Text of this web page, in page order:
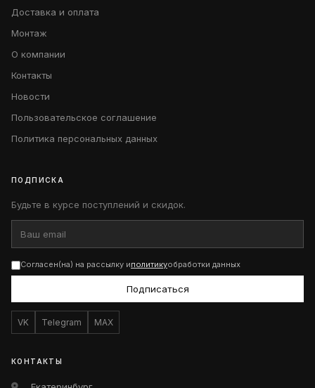
Доставка и оплата
Монтаж
О компании
Контакты
Новости
Пользовательское соглашение
Политика персональных данных
ПОДПИСКА
Будьте в курсе поступлений и скидок.
Согласен(на) на рассылку иполитикуобработки данных
Подписаться
VK Telegram MAX
КОНТАКТЫ